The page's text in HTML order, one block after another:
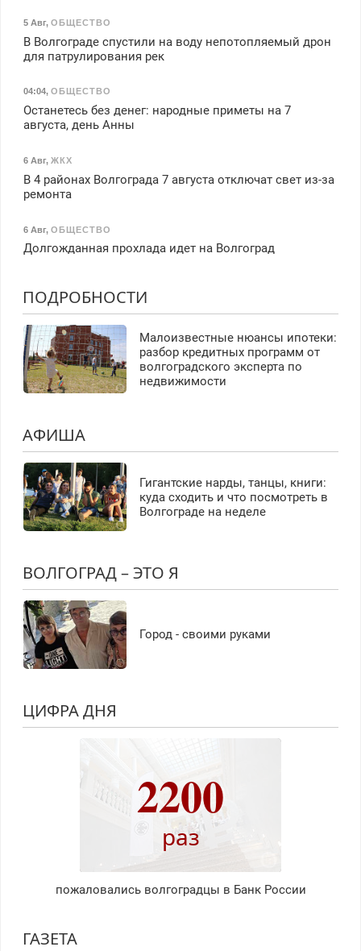
5 Авг, ОБЩЕСТВО
В Волгограде спустили на воду непотопляемый дрон
для патрулирования рек
04:04, ОБЩЕСТВО
Останетесь без денег: народные приметы на 7
августа, день Анны
6 Авг, ЖКХ
В 4 районах Волгограда 7 августа отключат свет из-за
ремонта
6 Авг, ОБЩЕСТВО
Долгожданная прохлада идет на Волгоград
ПОДРОБНОСТИ
Малоизвестные нюансы ипотеки:
разбор кредитных программ от
волгоградского эксперта по
недвижимости
АФИША
Гигантские нарды, танцы, книги:
куда сходить и что посмотреть в
Волгограде на неделе
ВОЛГОГРАД – ЭТО Я
Город - своими руками
ЦИФРА ДНЯ
2200
раз
пожаловались волгоградцы в Банк России
ГАЗЕТА